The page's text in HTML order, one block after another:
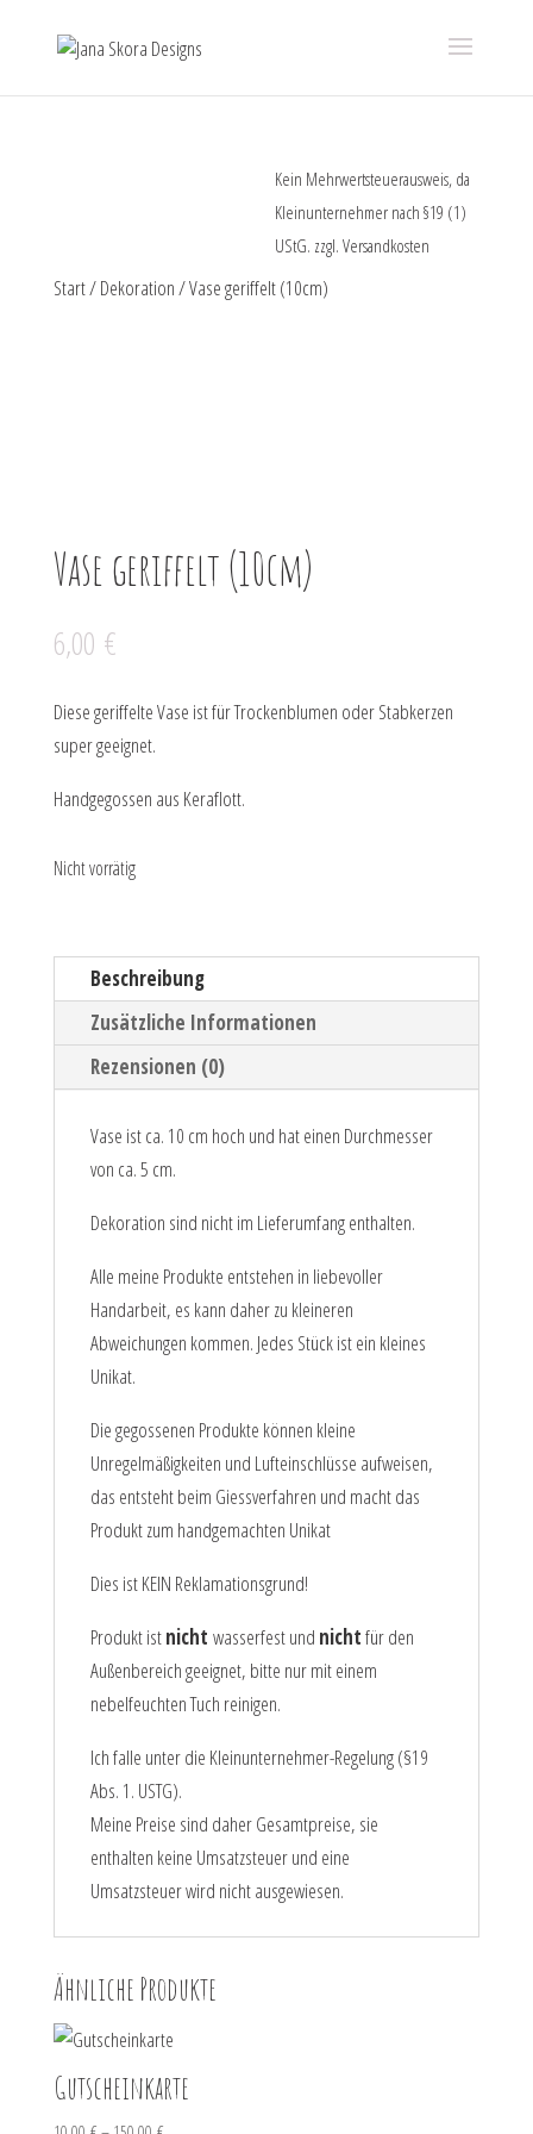
Kein Mehrwertsteuerausweis, da
Kleinunternehmer nach §19 (1)
UStG. zzgl.Versandkosten
Start/Dekoration/ Vase geriffelt (10cm)
Vase geriffelt (10cm)
6,00 €
Diese geriffelte Vase ist für Trockenblumen oder Stabkerzen
super geeignet.
Handgegossen aus Keraflott.
Nicht vorrätig
Beschreibung
Zusätzliche Informationen
Rezensionen (0)
Vase ist ca. 10 cm hoch und hat einen Durchmesser
von ca. 5 cm.
Dekoration sind nicht im Lieferumfang enthalten.
Alle meine Produkte entstehen in liebevoller
Handarbeit, es kann daher zu kleineren
Abweichungen kommen. Jedes Stück ist ein kleines
Unikat.
Die gegossenen Produkte können kleine
Unregelmäßigkeiten und Lufteinschlüsse aufweisen,
das entsteht beim Giessverfahren und macht das
Produkt zum handgemachten Unikat
Dies ist KEIN Reklamationsgrund!
Produkt istnicht wasserfest und nichtfür den
Außenbereich geeignet, bitte nur mit einem
nebelfeuchten Tuch reinigen.
Ich falle unter die Kleinunternehmer-Regelung (§19
Abs. 1. USTG).
Meine Preise sind daher Gesamtpreise, sie
enthalten keine Umsatzsteuer und eine
Umsatzsteuer wird nicht ausgewiesen.
Ähnliche Produkte
Gutscheinkarte